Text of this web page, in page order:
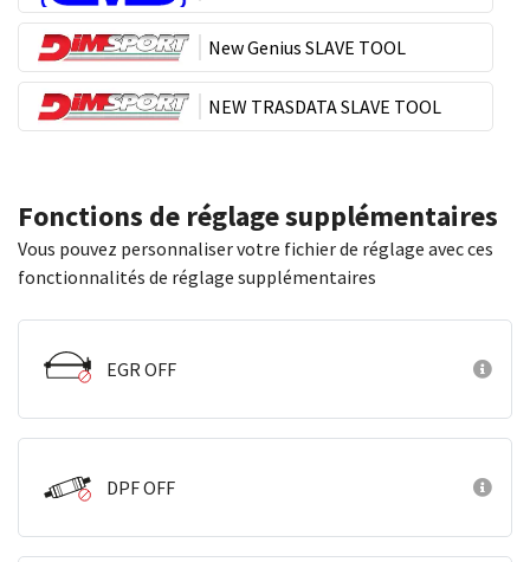
New Genius SLAVE TOOL
NEW TRASDATA SLAVE TOOL
Fonctions de réglage supplémentaires
Vous pouvez personnaliser votre fichier de réglage avec ces
fonctionnalités de réglage supplémentaires
EGR OFF
DPF OFF